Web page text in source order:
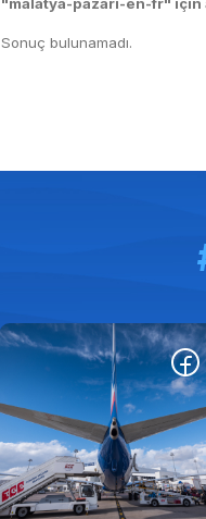
Sonuç bulunamadı.